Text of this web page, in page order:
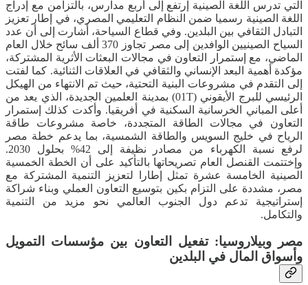
التي تدرس اللغة الصينية إرتفع إلى أربع مدارس، بالتزامن مع إدراج
اللغة الصينية رسميا ضمن النظام التعليمي المصري، في إطار تعزيز
التبادل الثقافي بين البلدين. وفي قطاع السياحة، أشارت إلى أن عدد
السياح الصينيين الوافدين إلى مصر تجاوز 370 ألف سائح خلال العام
الماضي، مع إستمرار التعاون في مجالات البعثات الأثرية المشتركة،
مؤكدة أهمية البعد الإنساني والثقافي في العلاقات الثنائية. كما لفتت
إلى التقدم في مشروعات البنية التحتية، حيث تم الانتهاء من الهيكل
الرئيسي للبرج الأيقوني (01T) بمدينة العلمين الجديدة، الذي يعد من
أعلى المباني الخرسانية السكنية في أفريقيا. وأكدت كذلك إستمرار
التعاون في مجالات الطاقة المتجددة، خاصة مشروعات طاقة
الرياح في خليج السويس والطاقة الشمسية، بما يدعم خطة مصر
لرفع نسبة الكهرباء من مصادر نظيفة إلى 42% بحلول 2030.
وإختتمت القنصل العام تصريحاتها بالتأكيد على أن الخطة الخمسية
الصينية الخامسة عشرة تمثل إطارا لتعزيز التنمية المشتركة مع
مصر، مشددة على التزام بكين بتوسيع التعاون العملي وبناء شراكة
إستراتيجية تدعم دول الجنوب العالمي نحو مزيد من التنمية
والتكامل.
مصر وبيلاروسيا: تفعيل التعاون بين مؤسسات التمويل
وأسواق المال في البلدين